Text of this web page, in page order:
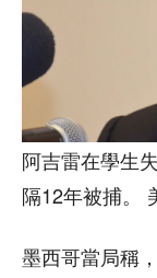
阿吉雷在學生
隔12年被捕。
墨西哥當局稱